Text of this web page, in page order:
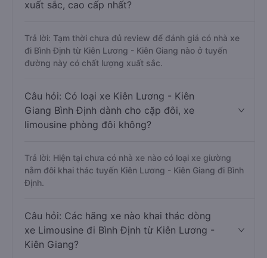
Lương - Kiên Giang nào có chất lượng tốt,
xuất sắc, cao cấp nhất?
đi Bình Định từ Kiên Lương - Kiên Giang nào ở tuyến
đường này có chất lượng xuất sắc.
Giang Bình Định dành cho cặp đôi, xe
limousine phòng đôi không?
nằm đôi khai thác tuyến Kiên Lương - Kiên Giang đi Bình
Định.